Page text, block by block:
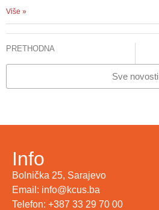
Više »
PRETHODNA
Sve novosti
Info
Bolnička 25, Sarajevo
Email: info@kcus.ba
Telefon: +387 33 29 70 00